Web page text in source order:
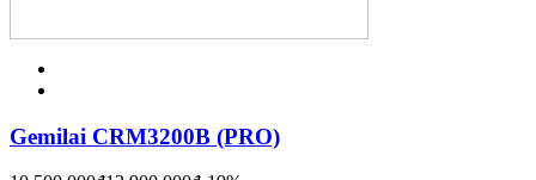
Gemilai CRM3200B (PRO)